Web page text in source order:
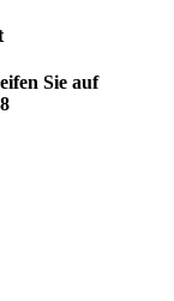
Sie auf